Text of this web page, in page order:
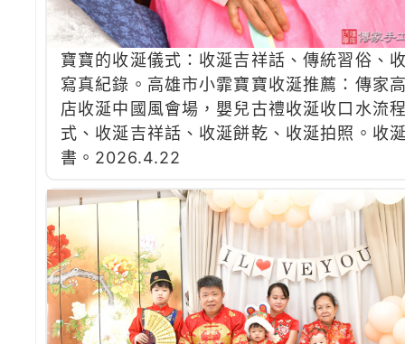
寶寶的收涎儀式：收涎吉祥話、傳統習俗、
寫真紀錄。高雄市小霏寶寶收涎推薦：傳家
店收涎中國風會場，嬰兒古禮收涎收口水流
式、收涎吉祥話、收涎餅乾、收涎拍照。收
書。2026.4.22